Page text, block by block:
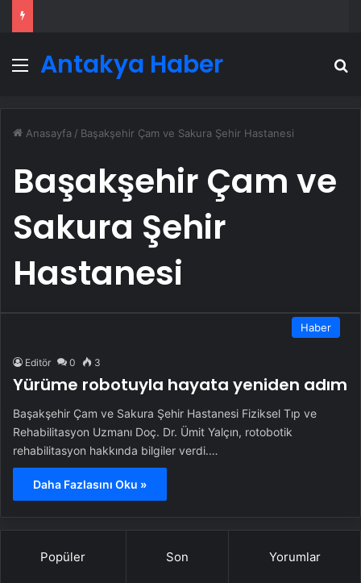
Menü
Antakya Haber
Anasayfa / Başakşehir Çam ve Sakura Şehir Hastanesi
Başakşehir Çam ve
Sakura Şehir
Hastanesi
Haber
Editör 0 3
Yürüme robotuyla hayata yeniden adım
Başakşehir Çam ve Sakura Şehir Hastanesi Fiziksel Tıp ve
Rehabilitasyon Uzmanı Doç. Dr. Ümit Yalçın, rotobotik
rehabilitasyon hakkında bilgiler verdi.…
Daha Fazlasını Oku »
Popüler Son Yorumlar